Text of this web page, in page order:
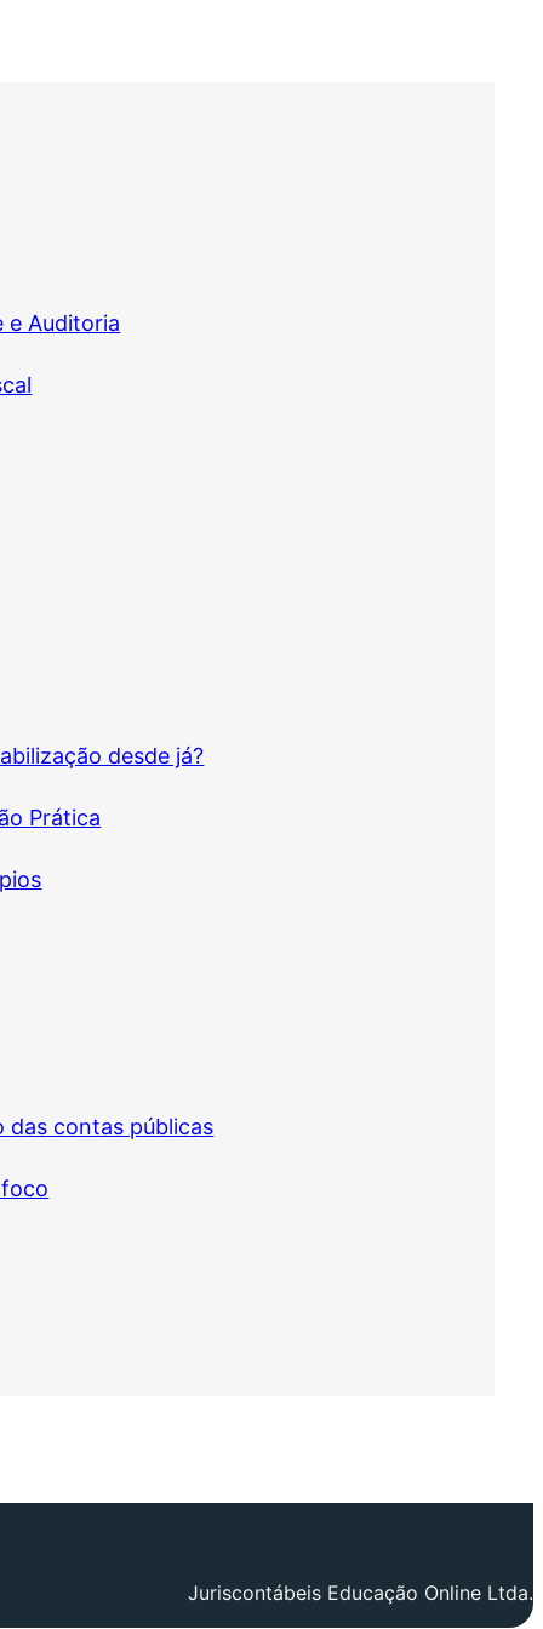
e Auditoria
desde já?
Prática
das contas públicas
Juriscontábeis Educação Online Ltda.